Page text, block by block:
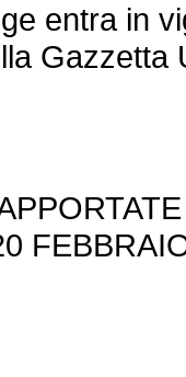
entra in
Gazzetta